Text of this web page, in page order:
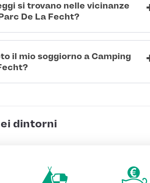
si trovano nelle vicinanze
De La Fecht?
il mio soggiorno a Camping
dintorni